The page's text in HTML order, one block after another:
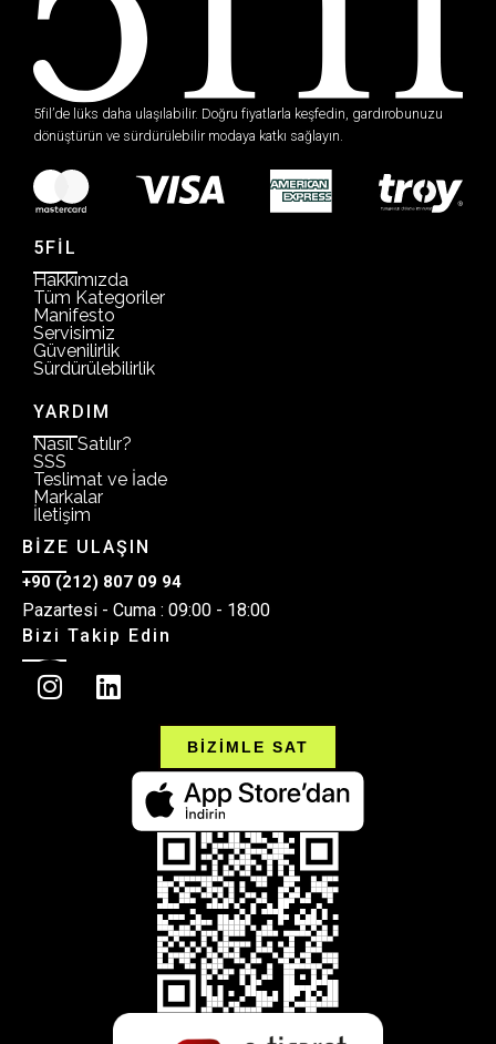
5fil’de lüks daha ulaşılabilir. Doğru fiyatlarla keşfedin, gardırobunuzu
dönüştürün ve sürdürülebilir modaya katkı sağlayın.
5FİL
Hakkımızda
Tüm Kategoriler
Manifesto
Servisimiz
Güvenilirlik
Sürdürülebilirlik
YARDIM
Nasıl Satılır?
SSS
Teslimat ve İade
Markalar
İletişim
BİZE ULAŞIN
+90 (212) 807 09 94
Pazartesi - Cuma : 09:00 - 18:00
Bizi Takip Edin
BİZİMLE SAT